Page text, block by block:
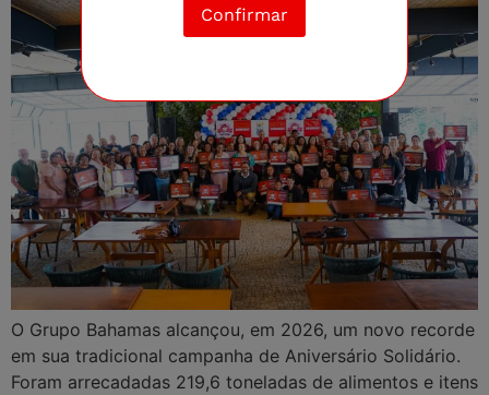
Confirmar
O Grupo Bahamas alcançou, em 2026, um novo recorde
em sua tradicional campanha de Aniversário Solidário.
Foram arrecadadas 219,6 toneladas de alimentos e itens